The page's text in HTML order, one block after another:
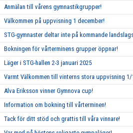
Anmälan till vårens gymnastikgrupper!
Välkommen på uppvisning 1 december!
STG-gymnaster deltar inte på kommande
Bokningen för vårterminens grupper öppnar!
Läger i STG-hallen 2-3 januari 2025
Varmt Välkommen till vinterns stora uppvisning 1/
Alva Eriksson vinner Gymnova cup!
Information om bokning till vårterminen!
Tack för ditt stöd och grattis till våra vinnare!